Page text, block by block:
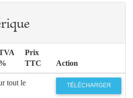
Prix
TTC
Action
tout le
TÉLÉCHARGER